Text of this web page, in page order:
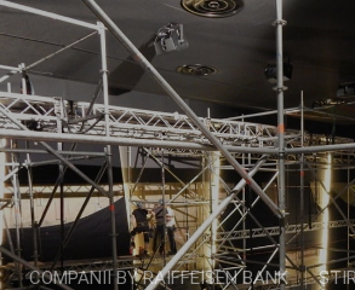
COMPANII BY RAIFFEISEN BANK